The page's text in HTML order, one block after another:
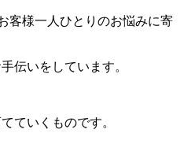
客様一人ひとりのお悩みに寄
伝いをしています。
ていくものです。